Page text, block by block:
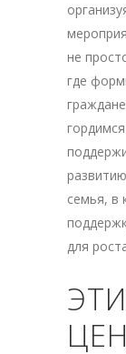
не
где
семья, в
для